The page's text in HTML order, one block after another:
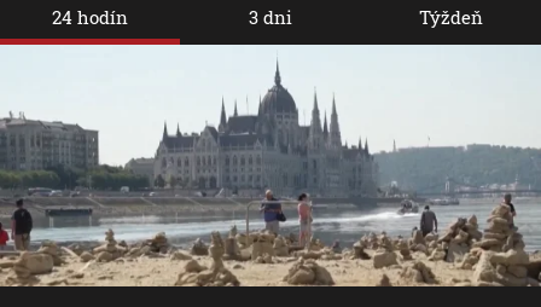
24 hodín 3 dni Týždeň